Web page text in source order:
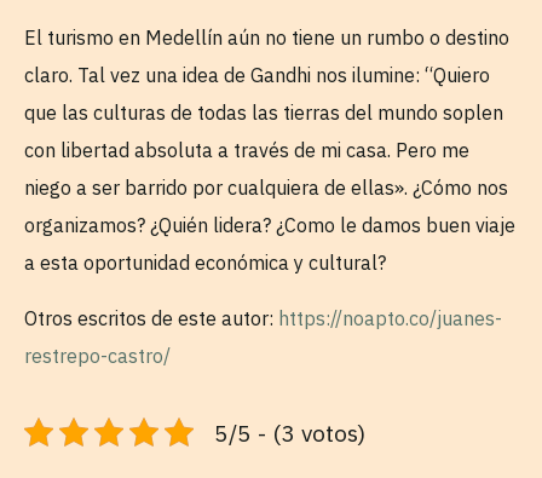
El turismo en Medellín aún no tiene un rumbo o destino
claro. Tal vez una idea de Gandhi nos ilumine: “Quiero
que las culturas de todas las tierras del mundo soplen
con libertad absoluta a través de mi casa. Pero me
niego a ser barrido por cualquiera de ellas». ¿Cómo nos
organizamos? ¿Quién lidera? ¿Como le damos buen viaje
a esta oportunidad económica y cultural?
Otros escritos de este autor: https://noapto.co/juanes-
restrepo-castro/
5/5 - (3 votos)